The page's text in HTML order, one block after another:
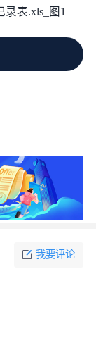
表.xls_图1
我要评论